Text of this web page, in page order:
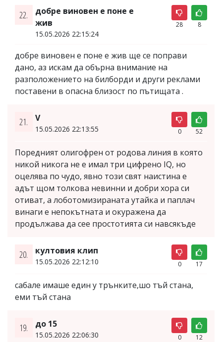
22.
добре виновен е поне е
жив
15.05.2026 22:15:24
28 8
добре виновен е поне е жив ще се поправи
дано, аз искам да обърна внимание на
разположението на билборди и други реклами
поставени в опасна близост по пътищата .
21. V
15.05.2026 22:13:55 0 52
Поредният олигофрен от родова линия в която
никой никога не е имал три цифрено IQ, но
оцелява по чудо, явно този свят наистина е
адът щом толкова невинни и добри хора си
отиват, а лоботомизираната утайка и паплач
винаги е непокътната и окуражена да
продължава да сее простотията си навсякъде
20. култовия клип
15.05.2026 22:12:10 0 17
сабале имаше един у трънките,шо тъй стана,
еми тъй стана
19. до 15
15.05.2026 22:06:30 0 12